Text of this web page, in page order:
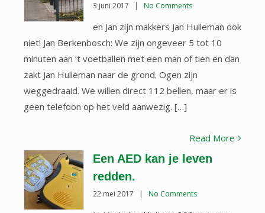
3 juni 2017 | No Comments
en Jan zijn makkers Jan Hulleman ook
niet! Jan Berkenbosch: We zijn ongeveer 5 tot 10
minuten aan ’t voetballen met een man of tien en dan
zakt Jan Hulleman naar de grond. Ogen zijn
weggedraaid. We willen direct 112 bellen, maar er is
geen telefoon op het veld aanwezig. […]
Read More
Een AED kan je leven
redden.
22 mei 2017 | No Comments